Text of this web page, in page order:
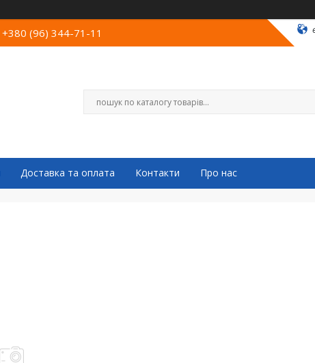
+380 (96) 344-71-11
Доставка та оплата Контакти Про нас